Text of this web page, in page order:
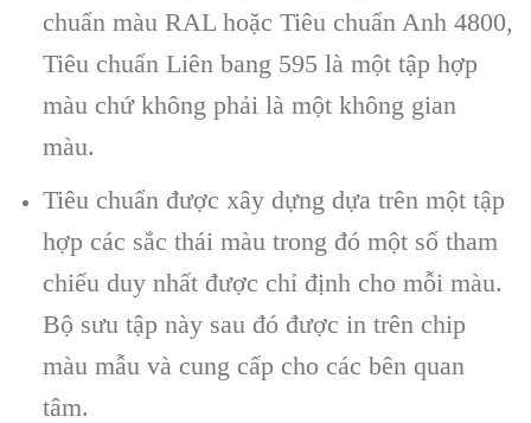
chuẩn màu RAL hoặc Tiêu chuẩn Anh 4800,
Tiêu chuẩn Liên bang 595 là một tập hợp
màu chứ không phải là một không gian
màu.
Tiêu chuẩn được xây dựng dựa trên một tập
hợp các sắc thái màu trong đó một số tham
chiếu duy nhất được chỉ định cho mỗi màu.
Bộ sưu tập này sau đó được in trên chip
màu mẫu và cung cấp cho các bên quan
tâm.